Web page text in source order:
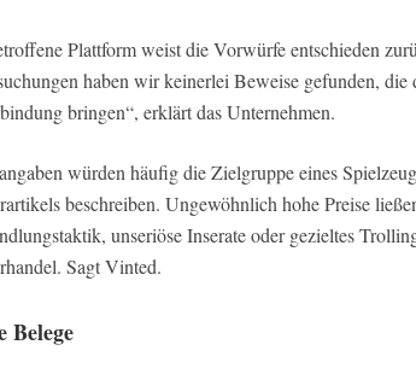
Plattform weist die Vorwürfe entschieden
haben wir keinerlei Beweise gefunden,
bringen“, erklärt das Unternehmen.
würden häufig die Zielgruppe eines
beschreiben. Ungewöhnlich hohe Preise
unseriöse Inserate oder gezieltes
Sagt Vinted.
Belege